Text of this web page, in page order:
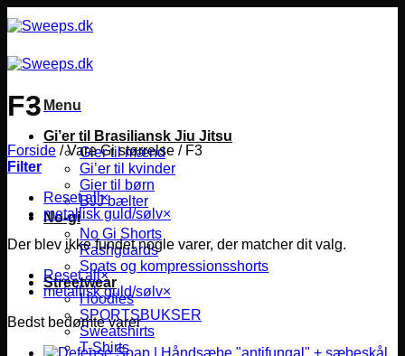
til
Menu
Gi’er til Brasiliansk Jiu Jitsu
Gier til mænd
Gi’er til kvinder
Gier til børn
BJJ bælter
No-gi
No Gi Shorts
Rashguards
Spats og kompressionsshorts
Streetwear
Hoodies
SPORTSBUKSER
Sweatshirts
T-Shirts
F3
Forside /Vare Gi størrelse /F3
Filter
Reset all×
metallisk guld/sølv×
Der blev ikke fundet nogle varer, der matcher dit valg.
Reset all×
metallisk guld/sølv×
Bedst bedømte varer